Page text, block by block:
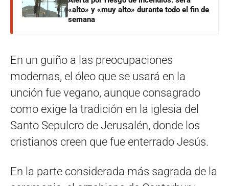
«alto» y «muy alto» durante todo el fin de
semana
En un guiño a las preocupaciones
modernas, el óleo que se usará en la
unción fue vegano, aunque consagrado
como exige la tradición en la iglesia del
Santo Sepulcro de Jerusalén, donde los
cristianos creen que fue enterrado Jesús.
En la parte considerada más sagrada de la